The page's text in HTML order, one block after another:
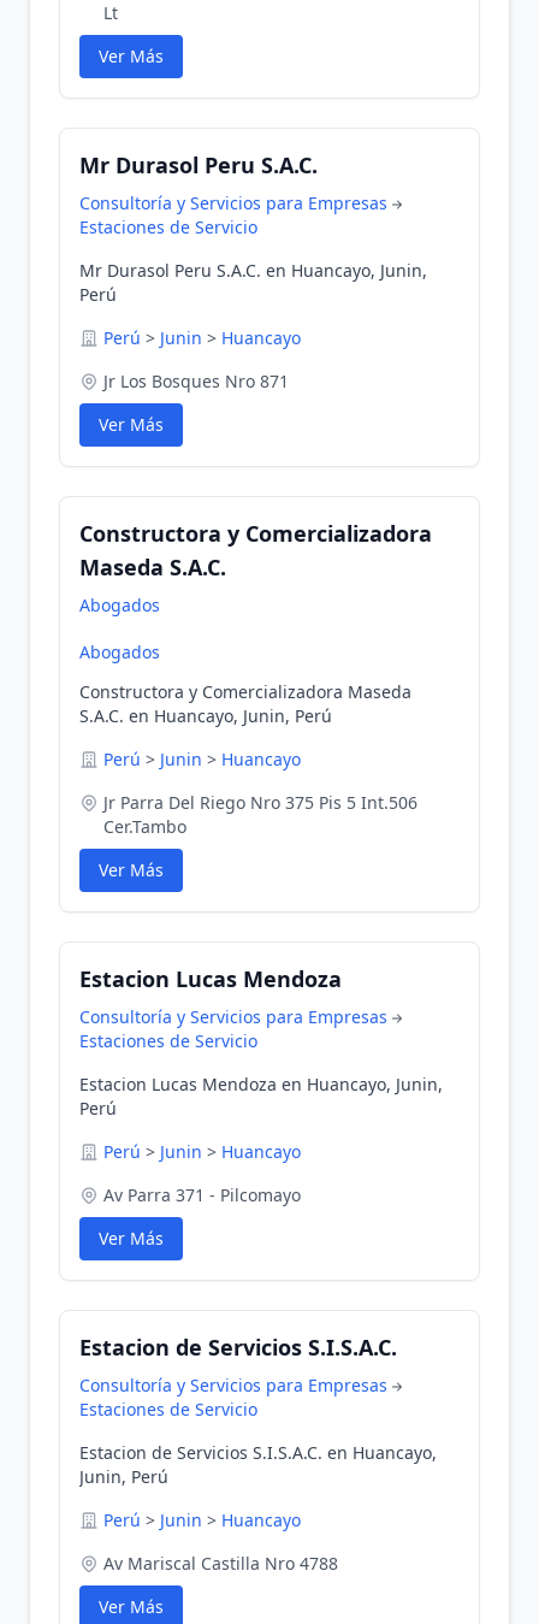
Lt
Ver Más
Mr Durasol Peru S.A.C.
Consultoría y Servicios para Empresas
Estaciones de Servicio
Mr Durasol Peru S.A.C. en Huancayo, Junin,
Perú
Perú > Junin > Huancayo
Jr Los Bosques Nro 871
Ver Más
Constructora y Comercializadora
Maseda S.A.C.
Abogados
Abogados
Constructora y Comercializadora Maseda
S.A.C. en Huancayo, Junin, Perú
Perú > Junin > Huancayo
Jr Parra Del Riego Nro 375 Pis 5 Int.506
Cer.Tambo
Ver Más
Estacion Lucas Mendoza
Consultoría y Servicios para Empresas
Estaciones de Servicio
Estacion Lucas Mendoza en Huancayo, Junin,
Perú
Perú > Junin > Huancayo
Av Parra 371 - Pilcomayo
Ver Más
Estacion de Servicios S.I.S.A.C.
Consultoría y Servicios para Empresas
Estaciones de Servicio
Estacion de Servicios S.I.S.A.C. en Huancayo,
Junin, Perú
Perú > Junin > Huancayo
Av Mariscal Castilla Nro 4788
Ver Más